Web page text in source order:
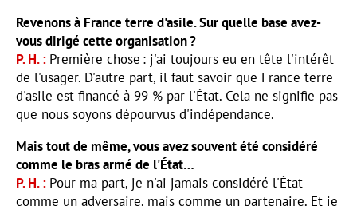
Revenons à France terre d'asile. Sur quelle base avez-
vous dirigé cette organisation ?
P. H.
Première chose : j'ai toujours eu en tête l'intérêt
de l'usager. D'autre part, il faut savoir que France terre
d'asile est financé à 99 % par l'État. Cela ne signifie pas
que nous soyons dépourvus d'indépendance.
Mais tout de même, vous avez souvent été considéré
comme le bras armé de l'État…
P. H.
Pour ma part, je n'ai jamais considéré l'État
comme un adversaire, mais comme un partenaire. Et je